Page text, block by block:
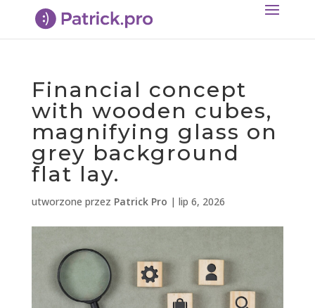
Financial concept
with wooden cubes,
magnifying glass on
grey background
flat lay.
utworzone przez Patrick Pro | lip 6, 2026